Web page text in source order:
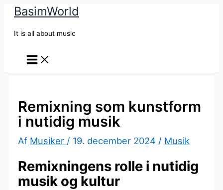
BasimWorld
It is all about music
Remixning som kunstform
i nutidig musik
Af Musiker / 19. december 2024 / Musik
Remixningens rolle i nutidig
musik og kultur